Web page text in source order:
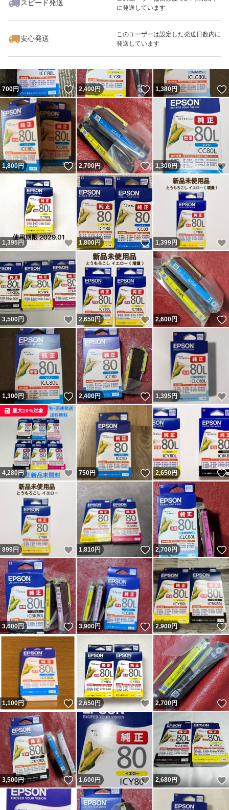
スピード発送
に発送しています
安心発送
このユーザーは設定した発送日数内に
発送しています
いいね！
3,200
700円 いいね！
2,400円 いいね！
1,380円
1,800円 いいね！
2,700円 いいね！
1,300円
1,395円 いいね！
1,800円 いいね！
1,399円
3,500円 いいね！
2,650円 いいね！
2,600円
1,300円 いいね！
2,400円 いいね！
1,395円
4,280円 いいね！
最大10%対象
750円 いいね！
2,650円
899円 いいね！
1,810円 いいね！
2,700円
3,600円 いいね！
3,900円 いいね！
2,900円
1,100円 いいね！
2,650円 いいね！
2,700円
3,500円 いいね！
1,600円 いいね！
2,680円